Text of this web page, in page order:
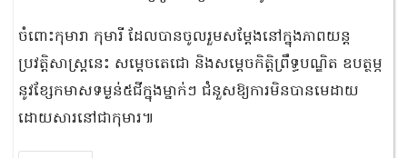
ចំពោះកុមារា កុមារី ដែលបានចូលរួមសម្ដែងនៅក្នុងភាពយន្ត
ប្រវត្តិសាស្ត្រនេះ សម្ដេចតេជោ និងសម្ដេចកិត្តិព្រឹទ្ធបណ្ឌិត ឧបត្ថម្ភ
នូវខ្សែកមាសទម្ងន់៥ជីក្នុងម្នាក់ៗ ជំនួសឱ្យការមិនបានមេដាយ
ដោយសារនៅជាកុមារ៕